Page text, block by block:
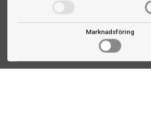
Marknadsföring